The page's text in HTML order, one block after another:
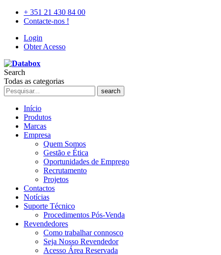
+ 351 21 430 84 00
Contacte-nos !
Login
Obter Acesso
Search
Todas as categorias
search
Início
Produtos
Marcas
Empresa
Quem Somos
Gestão e Ética
Oportunidades de Emprego
Recrutamento
Projetos
Contactos
Notícias
Suporte Técnico
Procedimentos Pós-Venda
Revendedores
Como trabalhar connosco
Seja Nosso Revendedor
Acesso Área Reservada